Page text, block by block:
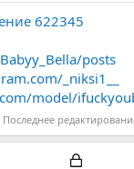
622345
posts
_niksi1__
model/
Последнее